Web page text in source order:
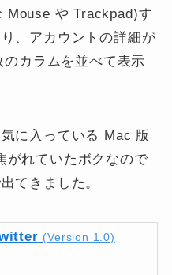
Mouse や Trackpad)す
、アカウントの詳細が
カラムを並べて表示
に入っている Mac 版
がれていたボクなので
てきました。
(Version 1.0)